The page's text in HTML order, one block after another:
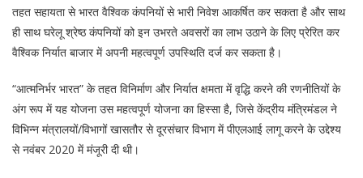
तहत सहायता से भारत वैश्विक कंपनियों से भारी निवेश आकर्षित कर सकता है और साथ
ही साथ घरेलू श्रेष्ठ कंपनियों को इन उभरते अवसरों का लाभ उठाने के लिए प्रेरित कर
वैश्विक निर्यात बाजार में अपनी महत्वपूर्ण उपस्थिति दर्ज कर सकता है।
“आत्मनिर्भर भारत” के तहत विनिर्माण और निर्यात क्षमता में वृद्धि करने की रणनीतियों के
अंग रूप में यह योजना उस महत्वपूर्ण योजना का हिस्सा है, जिसे केंद्रीय मंत्रिमंडल ने
विभिन्न मंत्रालयों/विभागों खासतौर से दूरसंचार विभाग में पीएलआई लागू करने के उद्देश्य
से नवंबर 2020 में मंजूरी दी थी।